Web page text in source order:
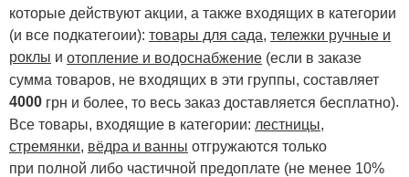
которые действуют акции, а также входящих в категории
(и все подкатегоии): товары для сада, тележки ручные и
роклы и отопление и водоснабжение (если в заказе
сумма товаров, не входящих в эти группы, составляет
4000 грн и более, то весь заказ доставляется бесплатно).
Все товары, входящие в категории: лестницы,
стремянки, вёдра и ванны отгружаются только
при полной либо частичной предоплате (не менее 10%